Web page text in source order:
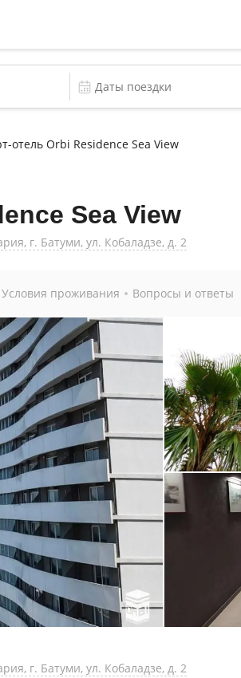
отель Orbi Residence Sea View
Sea View
г. Батуми, ул. Кобаладзе, д. 2
Условия проживания Вопросы и ответы
г. Батуми, ул. Кобаладзе, д. 2